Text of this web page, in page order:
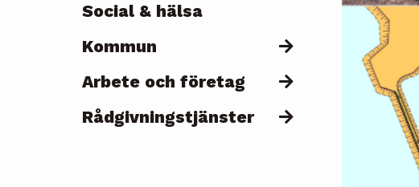
Social & hälsa
Kommun
Arbete och företag
Rådgivningstjänster